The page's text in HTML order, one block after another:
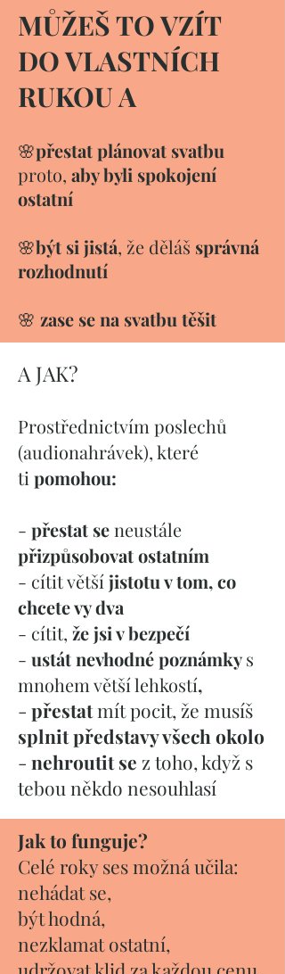
MŮŽEŠ TO VZÍT
DO VLASTNÍCH
RUKOU A
🌸přestat plánovat svatbu
proto, aby byli spokojení
ostatní
🌸být si jistá, že děláš správná
rozhodnutí
🌸 zase se na svatbu těšit
​A JAK?
Prostřednictvím poslechů
(audionahrávek), které
ti pomohou:
- přestat seneustále
přizpůsobovat ostatním
- cítit většíjistotu v tom, co
chcete vy dva
- cítit, že jsi v bezpečí
- ustát nevhodné poznámkys
mnohem větší lehkostí,
- přestatmít pocit, že musíš
splnit představy všech okolo
- nehroutit se z toho, když s
tebou někdo nesouhlasí
Jak to funguje?
Celé roky ses možná učila:
nehádat se,
být hodná,
nezklamat ostatní,